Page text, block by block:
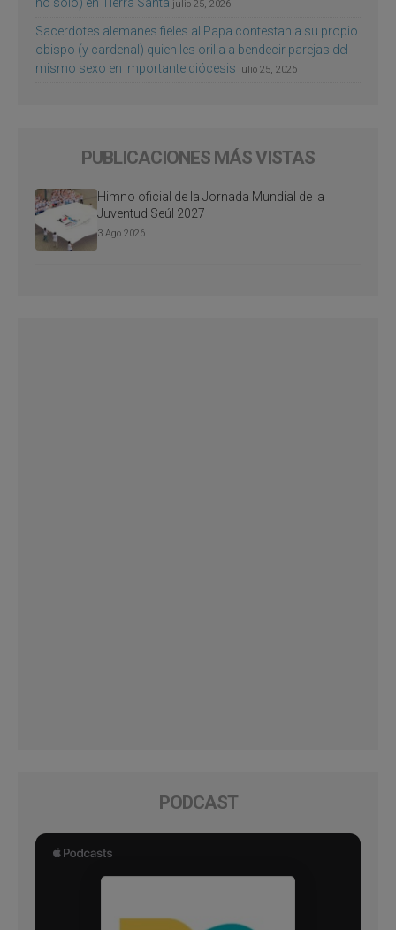
julio 25, 2026
Sacerdotes alemanes fieles al Papa contestan a su propio
obispo (y cardenal) quien les orilla a bendecir parejas del
mismo sexo en importante diócesis julio 25, 2026
PUBLICACIONES MÁS VISTAS
Himno oficial de la Jornada Mundial de la
Juventud Seúl 2027
3 Ago 2026
PODCAST